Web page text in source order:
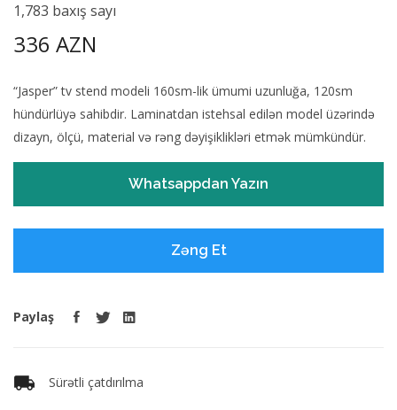
1,783 baxış sayı
336 AZN
“Jasper” tv stend modeli 160sm-lik ümumi uzunluğa, 120sm
hündürlüyə sahibdir. Laminatdan istehsal edilən model üzərində
dizayn, ölçü, material və rəng dəyişiklikləri etmək mümkündür.
Whatsappdan Yazın
Zəng Et
Paylaş
Sürətli çatdırılma